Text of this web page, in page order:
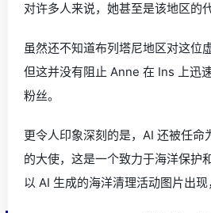
对许多人来说，她甚至是该地区的
虽然还不知道布列塔尼地区对这位
但这并没有阻止 Anne 在 Ins 上迅
粉丝。
更令人印象深刻的是，AI 还被任
的大使，这是一个致力于海洋保护
以 AI 生成的海洋清理活动图片出现